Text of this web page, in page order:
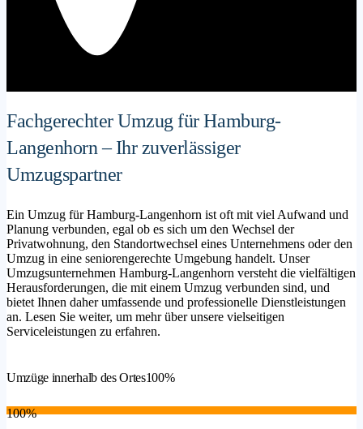
Fachgerechter Umzug für Hamburg-
Langenhorn – Ihr zuverlässiger
Umzugspartner
Ein Umzug für Hamburg-Langenhorn ist oft mit viel Aufwand und
Planung verbunden, egal ob es sich um den Wechsel der
Privatwohnung, den Standortwechsel eines Unternehmens oder den
Umzug in eine seniorengerechte Umgebung handelt. Unser
Umzugsunternehmen Hamburg-Langenhorn versteht die vielfältigen
Herausforderungen, die mit einem Umzug verbunden sind, und
bietet Ihnen daher umfassende und professionelle Dienstleistungen
an. Lesen Sie weiter, um mehr über unsere vielseitigen
Serviceleistungen zu erfahren.
Umzüge innerhalb des Ortes100%
100%